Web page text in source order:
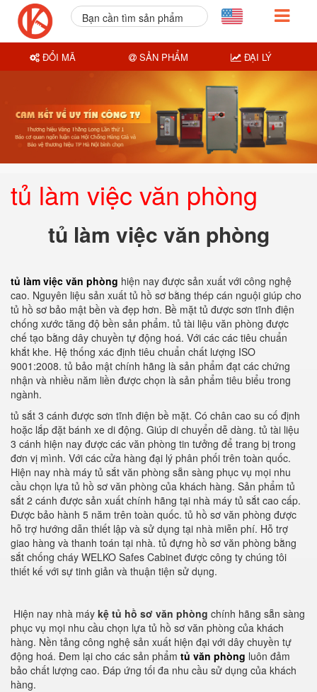
tủ làm việc văn phòng
tủ làm việc văn phòng
tủ làm việc văn phòng hiện nay được sản xuất với công nghệ
cao. Nguyên liệu sản xuất tủ hồ sơ bằng thép cán nguội giúp cho
tủ hồ sơ bảo mật bền và đẹp hơn. Bề mặt tủ được sơn tĩnh điện
chống xước tăng độ bền sản phẩm. tủ tài liệu văn phòng được
chế tạo bằng dây chuyền tự động hoá. Với các các tiêu chuẩn
khắt khe. Hệ thống xác định tiêu chuẩn chất lượng ISO
9001:2008. tủ bảo mật chính hãng là sản phẩm đạt các chứng
nhận và nhiều năm liền được chọn là sản phẩm tiêu biểu trong
ngành.
tủ sắt 3 cánh được sơn tĩnh điện bề mặt. Có chân cao su cố định
hoặc lắp đặt bánh xe di động. Giúp di chuyển dễ dàng. tủ tài liệu
3 cánh hiện nay được các văn phòng tin tưởng để trang bị trong
đơn vị mình. Với các cửa hàng đại lý phân phối trên toàn quốc.
Hiện nay nhà máy tủ sắt văn phòng sẵn sàng phục vụ mọi nhu
cầu chọn lựa tủ hồ sơ văn phòng của khách hàng. Sản phẩm tủ
sắt 2 cánh được sản xuất chính hãng tại nhà máy tủ sắt cao cấp.
Được bảo hành 5 năm trên toàn quốc. tủ hồ sơ văn phòng được
hỗ trợ hướng dẫn thiết lập và sử dụng tại nhà miễn phí. Hỗ trợ
giao hàng và thanh toán tại nhà. tủ đựng hồ sơ văn phòng bằng
sắt chống cháy WELKO Safes Cabinet được công ty chúng tôi
thiết kế với sự tinh giản và thuận tiện sử dụng.
Hiện nay nhà máy kệ tủ hồ sơ văn phòng chính hãng sẵn sàng
phục vụ mọi nhu cầu chọn lựa tủ hồ sơ văn phòng của khách
hàng. Nền tảng công nghệ sản xuất hiện đại với dây chuyền tự
động hoá. Đem lại cho các sản phẩm tủ văn phòng luôn đảm
bảo chất lượng cao. Đáp ứng tối đa nhu cầu sử dụng của khách
hàng.
Bạn cần tìm sản phẩm
ĐỔI MÃ SẢN PHẨM ĐẠI LÝ